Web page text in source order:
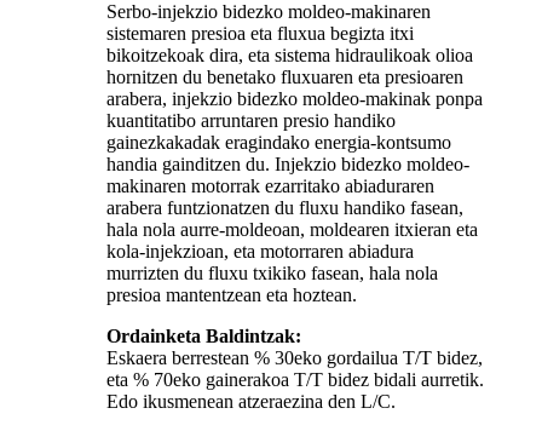
Serbo-injekzio bidezko moldeo-makinaren
sistemaren presioa eta fluxua begizta itxi
bikoitzekoak dira, eta sistema hidraulikoak olioa
hornitzen du benetako fluxuaren eta presioaren
arabera, injekzio bidezko moldeo-makinak ponpa
kuantitatibo arruntaren presio handiko
gainezkakadak eragindako energia-kontsumo
handia gainditzen du. Injekzio bidezko moldeo-
makinaren motorrak ezarritako abiaduraren
arabera funtzionatzen du fluxu handiko fasean,
hala nola aurre-moldeoan, moldearen itxieran eta
kola-injekzioan, eta motorraren abiadura
murrizten du fluxu txikiko fasean, hala nola
presioa mantentzean eta hoztean.
Ordainketa Baldintzak:
Eskaera berrestean % 30eko gordailua T/T bidez,
eta % 70eko gainerakoa T/T bidez bidali aurretik.
Edo ikusmenean atzeraezina den L/C.